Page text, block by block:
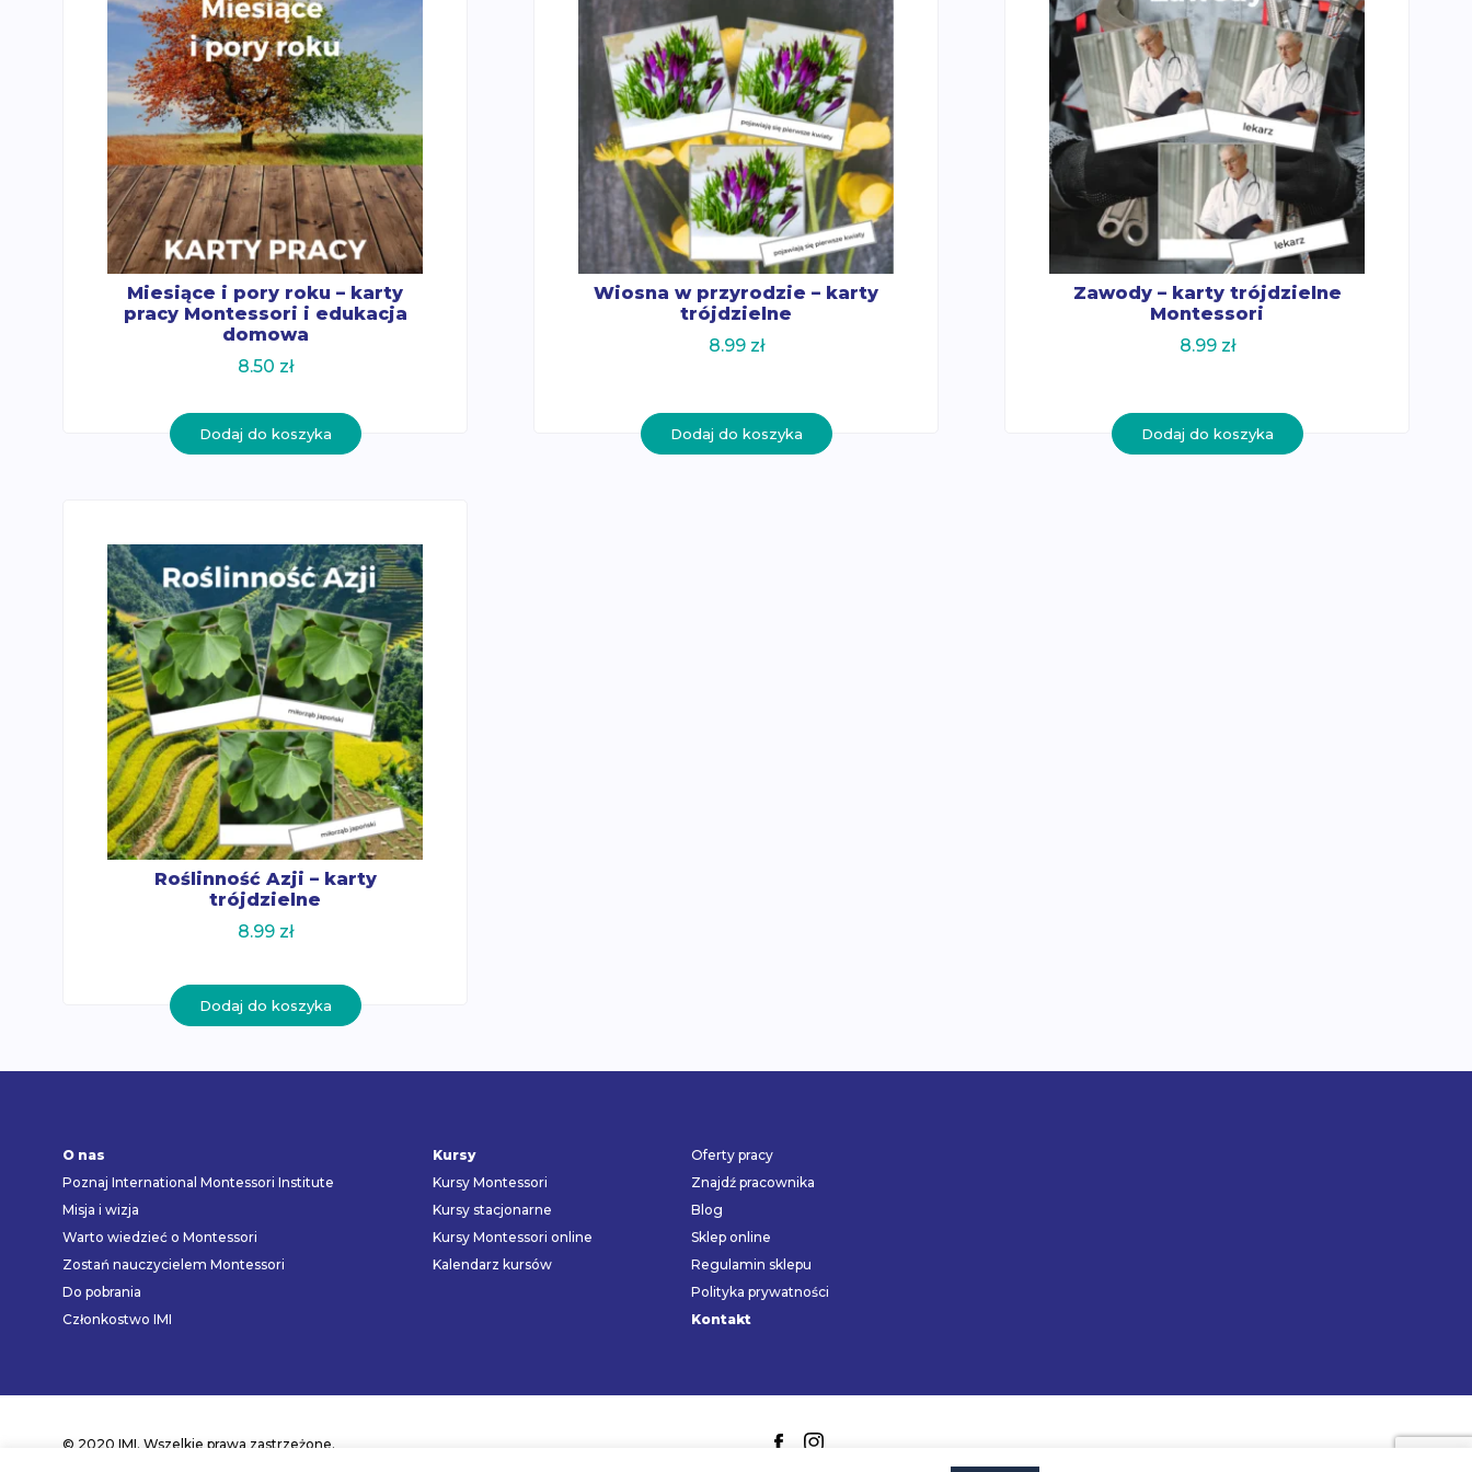
Miesiące i pory roku – karty
pracy Montessori i edukacja
domowa
8.50 zł
Dodaj do koszyka
Wiosna w przyrodzie – karty
trójdzielne
8.99 zł
Dodaj do koszyka
Zawody – karty trójdzielne
Montessori
8.99 zł
Dodaj do koszyka
Roślinność Azji – karty
trójdzielne
8.99 zł
Dodaj do koszyka
O nas
Poznaj International Montessori Institute
Misja i wizja
Warto wiedzieć o Montessori
Zostań nauczycielem Montessori
Do pobrania
Członkostwo IMI
Kursy
Kursy Montessori
Kursy stacjonarne
Kursy Montessori online
Kalendarz kursów
Oferty pracy
Znajdź pracownika
Blog
Sklep online
Regulamin sklepu
Polityka prywatności
Kontakt
© 2020 IMI. Wszelkie prawa zastrzeżone.